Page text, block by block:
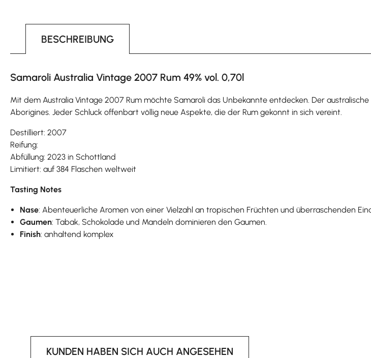
BESCHREIBUNG
Samaroli Australia Vintage 2007 Rum 49% vol. 0,70l
Mit dem Australia Vintage 2007 Rum möchte Samaroli das Unbekannte entdecken. Der
Aborigines. Jeder Schluck offenbart völlig neue Aspekte, die der Rum gekonnt in sich vereint.
Destilliert: 2007
Reifung:
Abfüllung: 2023 in Schottland
Limitiert: auf 384 Flaschen weltweit
Tasting Notes
Nase: Abenteuerliche Aromen von einer Vielzahl an tropischen Früchten und überraschenden
Gaumen: Tabak, Schokolade und Mandeln dominieren den Gaumen.
Finish: anhaltend komplex
KUNDEN HABEN SICH AUCH ANGESEHEN